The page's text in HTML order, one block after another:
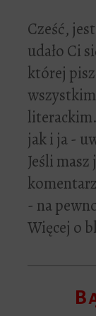
Cześć,
udało Ci
której
jak i ja -
Jeśli
- na
Więcej o